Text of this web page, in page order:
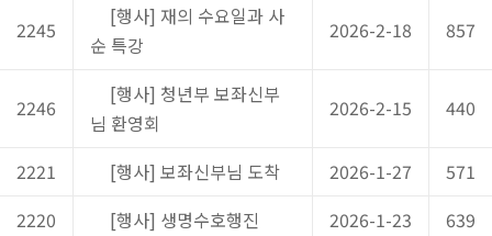
2245
[행사] 재의 수요일과 사
순 특강
2026-2-18 857
2246
[행사] 청년부 보좌신부
님 환영회
2026-2-15 440
2221 [행사] 보좌신부님 도착 2026-1-27
571
2220
[행사] 생명수호행진 2026-1-23 639